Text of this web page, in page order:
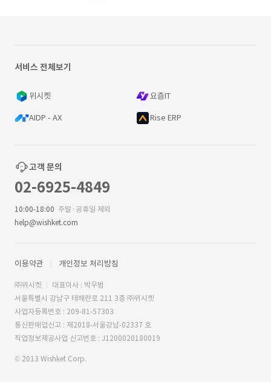
서비스 전체보기
위시켓 요즘IT
AIDP - AX Rise ERP
고객 문의
02-6925-4849
10:00-18:00 주말·공휴일 제외
help@wishket.com
이용약관 개인정보 처리방침
㈜위시켓
대표이사 : 박우범
서울특별시 강남구 테헤란로 211 3층 ㈜위시켓
사업자등록번호 : 209-81-57303
통신판매업신고 : 제2018-서울강남-02337 호
직업정보제공사업 신고번호 : J1200020180019
© 2013 Wishket Corp.